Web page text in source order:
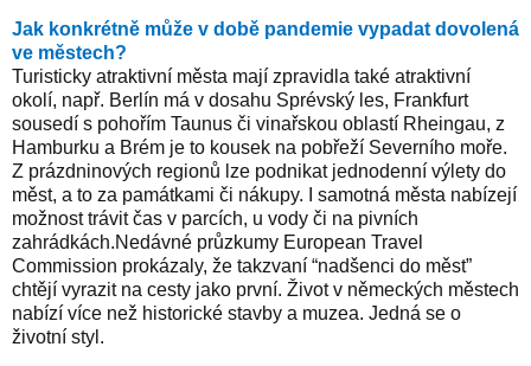
Jak konkrétně může v době pandemie vypadat dovolená
ve městech?
Turisticky atraktivní města mají zpravidla také atraktivní
okolí, např. Berlín má v dosahu Sprévský les, Frankfurt
sousedí s pohořím Taunus či vinařskou oblastí Rheingau, z
Hamburku a Brém je to kousek na pobřeží Severního moře.
Z prázdninových regionů lze podnikat jednodenní výlety do
měst, a to za památkami či nákupy. I samotná města nabízejí
možnost trávit čas v parcích, u vody či na pivních
zahrádkách.Nedávné průzkumy European Travel
Commission prokázaly, že takzvaní “nadšenci do měst”
chtějí vyrazit na cesty jako první. Život v německých městech
nabízí více než historické stavby a muzea. Jedná se o
životní styl.